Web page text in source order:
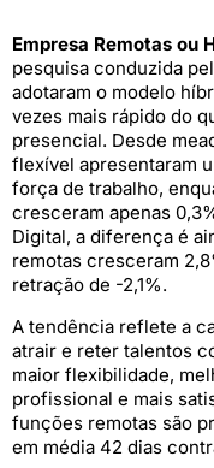
Empresa Remotas ou
pesquisa conduzida
adotaram o modelo
vezes mais rápido do
presencial. Desde
flexível apresentaram
força de trabalho,
cresceram apenas
Digital, a diferença é
remotas cresceram
retração de -2,1%.
A tendência reflete a
atrair e reter talentos
maior flexibilidade,
profissional e mais
funções remotas são
em média 42 dias